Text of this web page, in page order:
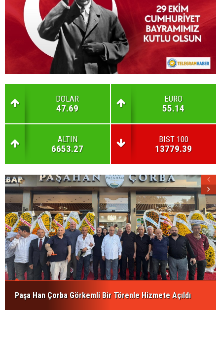
DOLAR
47.69
EURO
55.14
ALTIN
6653.27
BIST 100
13779.39
Paşa Han Çorba Görkemli Bir Törenle Hizmete Açıldı